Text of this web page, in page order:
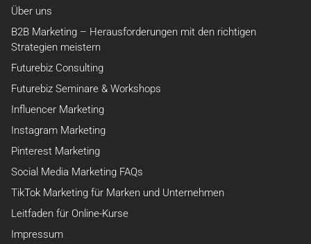
Über uns
B2B Marketing – Herausforderungen mit den richtigen
Strategien meistern
Futurebiz Consulting
Futurebiz Seminare & Workshops
Influencer Marketing
Instagram Marketing
Pinterest Marketing
Social Media Marketing FAQs
TikTok Marketing für Marken und Unternehmen
Leitfaden für Online-Kurse
Impressum